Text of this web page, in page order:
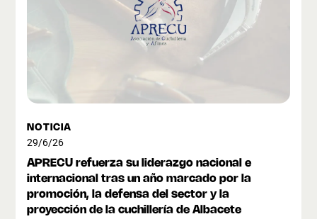
NOTICIA
29/6/26
APRECU refuerza su liderazgo nacional e
internacional tras un año marcado por la
promoción, la defensa del sector y la
proyección de la cuchillería de Albacete